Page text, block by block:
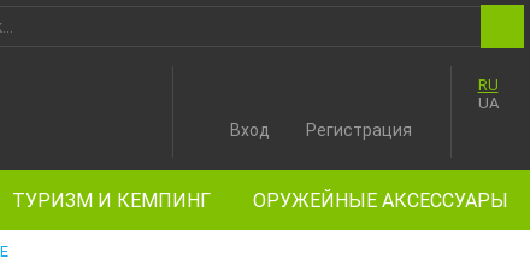
RU
UA
Вход Регистрация
ТУРИЗМ И КЕМПИНГ ОРУЖЕЙНЫЕ АКСЕССУАРЫ